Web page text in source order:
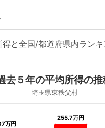
と全国/都道府県内ラン
去５年の平均所得の
埼玉県東秩父村
万円
万円
255.7万円
255.7万円